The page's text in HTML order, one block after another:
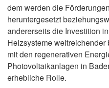
dem werden die
heruntergesetzt
andererseits die Investition
Heizsysteme
mit den regenerativen
Photovoltaikanlagen in
erhebliche Rolle.